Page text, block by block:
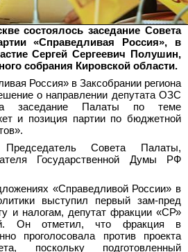
состоялось заседание Совета
«Справедливая Россия», в
Сергей Сергеевич Полушин,
собрания Кировской области.
Россия» в Заксобрании региона
о направлении депутата ОЗС
заседание Палаты по теме
и позиция партии по бюджетной
Совета Палаты,
Государственной Думы РФ
«Справедливой России» в
выступил первый зам-пред
и налогам, депутат фракции «СР»
Он отметил, что фракция в
проголосовала против проекта
поскольку подготовленный